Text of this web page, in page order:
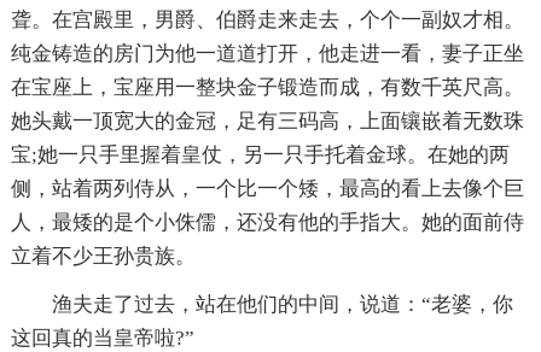
聋。在宫殿里，男爵、伯爵走来走去，个个一副奴才相。
纯金铸造的房门为他一道道打开，他走进一看，妻子正坐
在宝座上，宝座用一整块金子锻造而成，有数千英尺高。
她头戴一顶宽大的金冠，足有三码高，上面镶嵌着无数珠
宝;她一只手里握着皇仗，另一只手托着金球。在她的两
侧，站着两列侍从，一个比一个矮，最高的看上去像个巨
人，最矮的是个小侏儒，还没有他的手指大。她的面前侍
立着不少王孙贵族。
渔夫走了过去，站在他们的中间，说道：“老婆，你
这回真的当皇帝啦?”